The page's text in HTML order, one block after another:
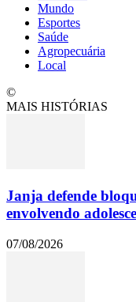
Mundo
Esportes
Saúde
Agropecuária
Local
©
MAIS HISTÓRIAS
Janja defende
envolvendo
07/08/2026